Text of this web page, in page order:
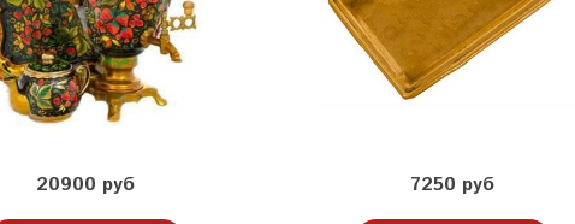
20900 руб
7250 руб